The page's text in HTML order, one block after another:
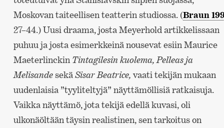
Moskovan taiteellisen teatterin studiossa. (Braun
27–44.) Uusi draama, josta Meyerhold artikkelissaan
puhuu ja josta esimerkkeinä nousevat esiin Maurice
Maeterlinckin Tintagilesin kuolema, Pelleas ja
Melisandesekä Sisar Beatrice, vaati tekijän mukaan
uudenlaisia ”tyyliteltyjä” näyttämöllisiä ratkaisuja.
Vaikka näyttämö, jota tekijä edellä kuvasi, oli
ulkonäöltään täysin realistinen, sen tarkoitus on